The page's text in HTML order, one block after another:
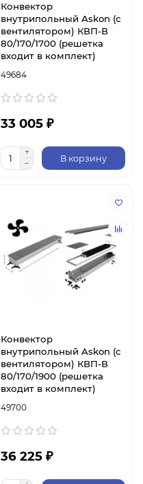
Конвектор
внутрипольный Askon (с
вентилятором) КВП-В
80/170/1700 (решетка
входит в комплект)
49684
33 005 ₽
В корзину
Конвектор
внутрипольный Askon (с
вентилятором) КВП-В
80/170/1900 (решетка
входит в комплект)
49700
36 225 ₽